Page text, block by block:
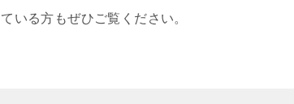
いる方もぜひご覧ください。